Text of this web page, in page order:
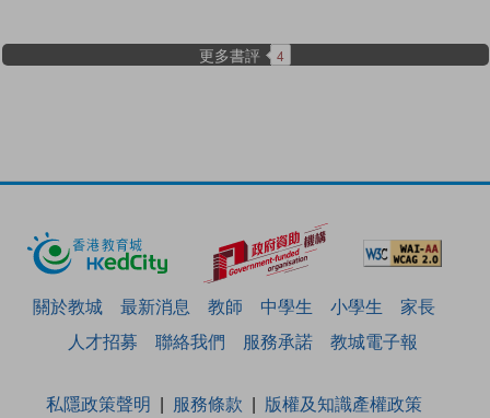
更多書評 4
關於教城 最新消息 教師 中學生 小學生
家長
人才招募
聯絡我們 服務承諾 教城電子報
私隱政策聲明 服務條款
版權及知識產權政策